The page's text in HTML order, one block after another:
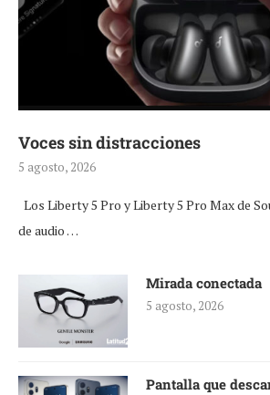
Voces sin distracciones
5 agosto, 2026
Los Liberty 5 Pro y Liberty 5 Pro Max de
de audio …
Mirada conectada
5 agosto, 2026
Pantalla que